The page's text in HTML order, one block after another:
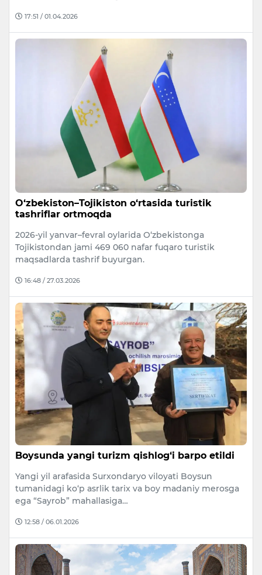
17:51 / 01.04.2026
O‘zbekiston–Tojikiston o‘rtasida turistik
tashriflar ortmoqda
2026-yil yanvar–fevral oylarida O‘zbekistonga
Tojikistondan jami 469 060 nafar fuqaro turistik
maqsadlarda tashrif buyurgan.
16:48 / 27.03.2026
Boysunda yangi turizm qishlog‘i barpo etildi
Yangi yil arafasida Surxondaryo viloyati Boysun
tumanidagi ko‘p asrlik tarix va boy madaniy merosga
ega “Sayrob” mahallasiga…
12:58 / 06.01.2026